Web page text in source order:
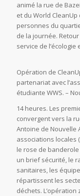
animé la rue de
et du World
personnes du
de la journée.
service de
Opération de
partenariat avec
étudiante WWS. –
14 heures. Les
convergent vers la
Antoine de Nouvelle
associations locales
le rose de
un brief sécurité, le
sanitaires, les
répartissent les
déchets.